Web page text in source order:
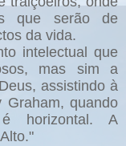
que serão de
da vida.
intelectual que
mas sim a
assistindo à
Graham, quando
é horizontal. A